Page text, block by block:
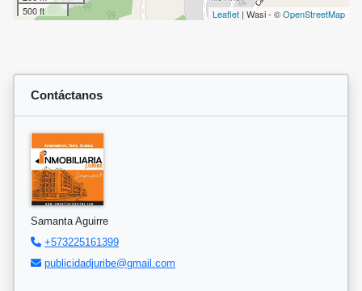
500 ft
Leaflet | Wasi - ©OpenStreetMap
Contáctanos
Samanta Aguirre
+573225161399
publicidadjuribe@gmail.com